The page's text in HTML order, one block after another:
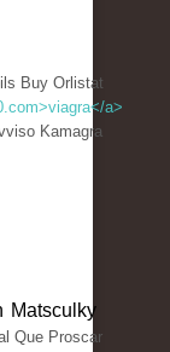
Buy Orlistat
a>
Kamagra
Matsculky
Que Proscar